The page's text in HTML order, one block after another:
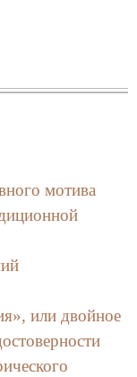
мотива
или двойное